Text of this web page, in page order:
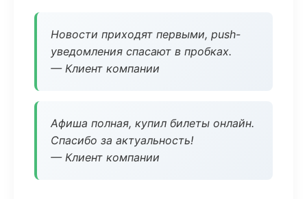
Новости приходят первыми, push-
уведомления спасают в пробках.
— Клиент компании
Афиша полная, купил билеты онлайн.
Спасибо за актуальность!
— Клиент компании